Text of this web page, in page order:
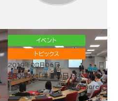
イベント
トピックス
2019年08月06日
食物専攻：「栄養の日」イベント
read more